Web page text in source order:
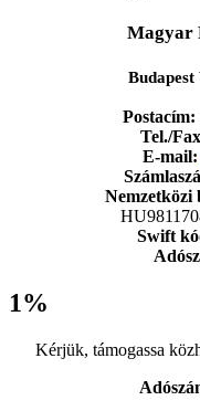
Magyar
Postacím:
Tel./
E-mail:
Nemzetközi
Swift
1%
Kérjük, támogassa